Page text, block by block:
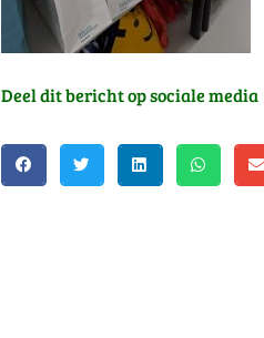
Deel dit bericht op sociale media